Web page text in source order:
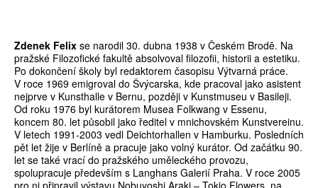
Zdenek Felix se narodil 30. dubna 1938 v Českém Brodě. Na
pražské Filozofické fakultě absolvoval filozofii, historii a estetiku.
Po dokončení školy byl redaktorem časopisu Výtvarná práce.
V roce 1969 emigroval do Švýcarska, kde pracoval jako asistent
nejprve v Kunsthalle v Bernu, později v Kunstmuseu v Basileji.
Od roku 1976 byl kurátorem Musea Folkwang v Essenu,
koncem 80. let působil jako ředitel v mnichovském Kunstvereinu.
V letech 1991-2003 vedl Deichtorhallen v Hamburku. Posledních
pět let žije v Berlíně a pracuje jako volný kurátor. Od začátku 90.
let se také vrací do pražského uměleckého provozu,
spolupracuje především s Langhans Galerií Praha. V roce 2005